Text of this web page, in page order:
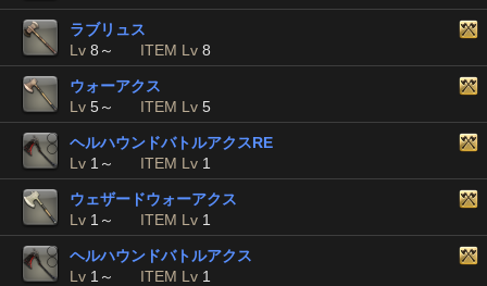
ラブリュス
Lv 8～ ITEM Lv 8
ウォーアクス
Lv 5～ ITEM Lv 5
ヘルハウンドバトルアクスRE
Lv 1～ ITEM Lv 1
ウェザードウォーアクス
Lv 1～ ITEM Lv 1
ヘルハウンドバトルアクス
Lv 1～ ITEM Lv 1